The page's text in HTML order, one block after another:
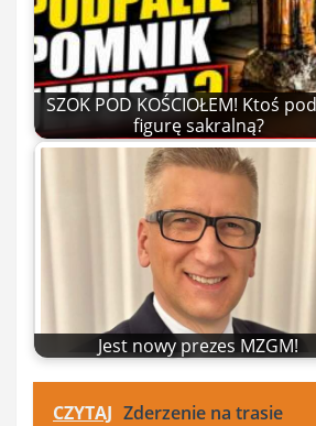
SZOK POD KOŚCIOŁEM! Ktoś
figurę sakralną?
Jest nowy prezes MZGM!
CZYTAJ Zderzenie na trasie